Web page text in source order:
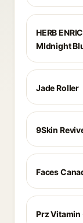
HERB
MIdnight
Jade Roller
9Skin
Faces
Prz Vitamin